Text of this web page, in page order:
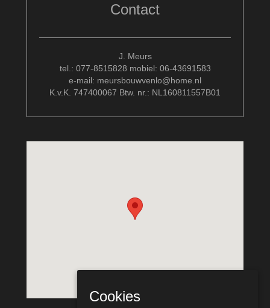
Contact
J. Meurs
tel.: 077-8515828 mobiel: 06-43691583
e-mail: meursbouwvenlo@home.nl
K.v.K. 747400067 Btw. nr.: NL160811557B01
Cookies